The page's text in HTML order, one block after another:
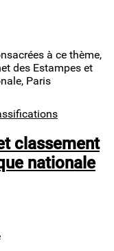
à ce thème,
des Estampes et
Paris
classement
nationale